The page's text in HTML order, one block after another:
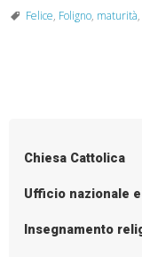
della
giovani
di
Felice, Foligno, maturità,
Chiesa Cattolica
Ufficio nazionale
Insegnamento